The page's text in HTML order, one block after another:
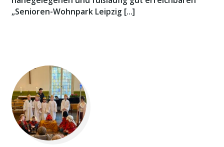
„Senioren-Wohnpark Leipzig […]